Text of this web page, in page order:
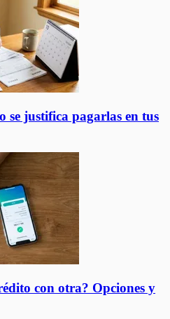
se justifica pagarlas en tus
con otra? Opciones y